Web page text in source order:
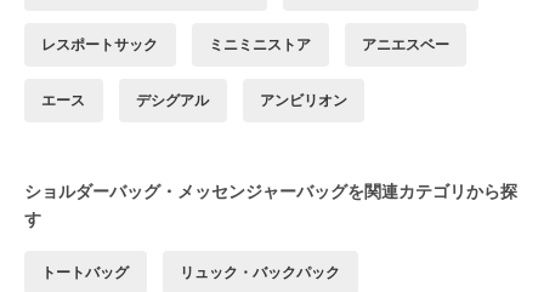
レスポートサック ミニミニストア アニエスベー
エース デシグアル アンビリオン
ショルダーバッグ・メッセンジャーバッグを関連カテゴリから探
す
トートバッグ リュック・バックパック